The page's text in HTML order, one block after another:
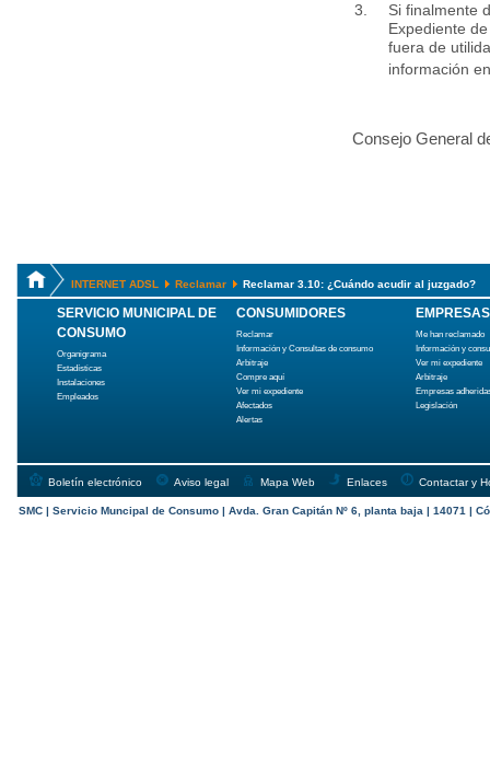
Si finalmente
Expediente
fuera de
información
Consejo General
INTERNET ADSL Reclamar Reclamar 3.10: ¿Cuándo acudir al juzgado?
SERVICIO MUNICIPAL DE
CONSUMO
Organigrama
Estadísticas
Instalaciones
Empleados
CONSUMIDORES
Reclamar
Información y Consultas de consumo
Arbitraje
Compre aquí
Ver mi expediente
Afectados
Alertas
EMPRESAS
Me han reclamado
Información y
Ver mi expediente
Arbitraje
Empresas
Legislación
Boletín electrónico Aviso legal Mapa Web Enlaces Contactar y
SMC | Servicio Muncipal de Consumo | Avda. Gran Capitán Nº 6, planta baja | 14071 |